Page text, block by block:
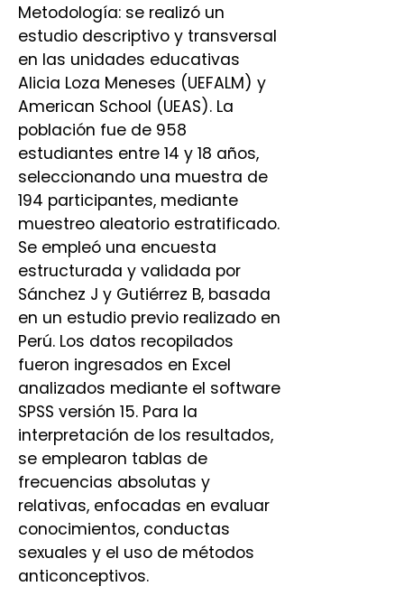
Metodología: se realizó un
estudio descriptivo y transversal
en las unidades educativas
Alicia Loza Meneses (UEFALM) y
American School (UEAS). La
población fue de 958
estudiantes entre 14 y 18 años,
seleccionando una muestra de
194 participantes, mediante
muestreo aleatorio estratificado.
Se empleó una encuesta
estructurada y validada por
Sánchez J y Gutiérrez B, basada
en un estudio previo realizado en
Perú. Los datos recopilados
fueron ingresados en Excel
analizados mediante el software
SPSS versión 15. Para la
interpretación de los resultados,
se emplearon tablas de
frecuencias absolutas y
relativas, enfocadas en evaluar
conocimientos, conductas
sexuales y el uso de métodos
anticonceptivos.